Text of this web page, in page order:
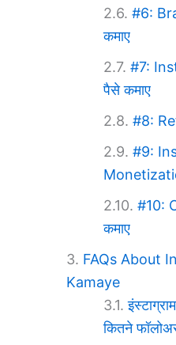
#6:
कमाए
#7:
पैसे कमाए
#8:
#9:
#10:
कमाए
FAQs About
Kamaye
कितने